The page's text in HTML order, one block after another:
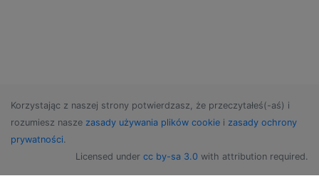
Korzystając z naszej strony potwierdzasz, że przeczytałeś(-aś) i
rozumiesz nasze zasady używania plików cookie i zasady ochrony
prywatności.
Licensed under cc by-sa 3.0 with attribution required.